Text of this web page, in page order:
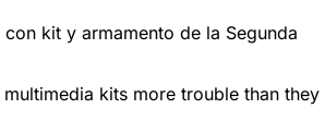
kit y armamento de la Segunda
kits more trouble than they